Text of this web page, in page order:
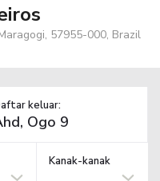
57955-000, Brazil
keluar:
Kanak-kanak